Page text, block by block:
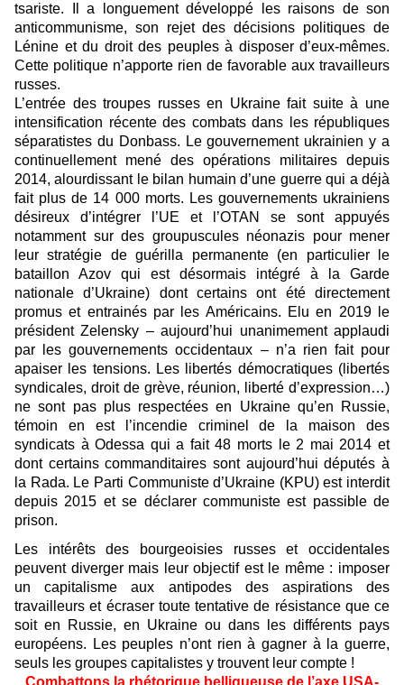
tsariste. Il a longuement développé les raisons de son
anticommunisme, son rejet des décisions politiques de
Lénine et du droit des peuples à disposer d’eux-mêmes.
Cette politique n’apporte rien de favorable aux travailleurs
russes.
L’entrée des troupes russes en Ukraine fait suite à une
intensification récente des combats dans les républiques
séparatistes du Donbass. Le gouvernement ukrainien y a
continuellement mené des opérations militaires depuis
2014, alourdissant le bilan humain d’une guerre qui a déjà
fait plus de 14 000 morts. Les gouvernements ukrainiens
désireux d’intégrer l’UE et l’OTAN se sont appuyés
notamment sur des groupuscules néonazis pour mener
leur stratégie de guérilla permanente (en particulier le
bataillon Azov qui est désormais intégré à la Garde
nationale d’Ukraine) dont certains ont été directement
promus et entrainés par les Américains. Elu en 2019 le
président Zelensky – aujourd’hui unanimement applaudi
par les gouvernements occidentaux – n’a rien fait pour
apaiser les tensions. Les libertés démocratiques (libertés
syndicales, droit de grève, réunion, liberté d’expression…)
ne sont pas plus respectées en Ukraine qu’en Russie,
témoin en est l’incendie criminel de la maison des
syndicats à Odessa qui a fait 48 morts le 2 mai 2014 et
dont certains commanditaires sont aujourd’hui députés à
la Rada. Le Parti Communiste d’Ukraine (KPU) est interdit
depuis 2015 et se déclarer communiste est passible de
prison.
Les intérêts des bourgeoisies russes et occidentales
peuvent diverger mais leur objectif est le même : imposer
un capitalisme aux antipodes des aspirations des
travailleurs et écraser toute tentative de résistance que ce
soit en Russie, en Ukraine ou dans les différents pays
européens. Les peuples n’ont rien à gagner à la guerre,
seuls les groupes capitalistes y trouvent leur compte !